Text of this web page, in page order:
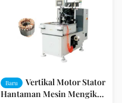
Baru
Vertikal Motor Stator
Hantaman Mesin Mengikat